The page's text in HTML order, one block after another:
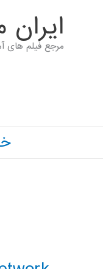
مرجع فیلم های